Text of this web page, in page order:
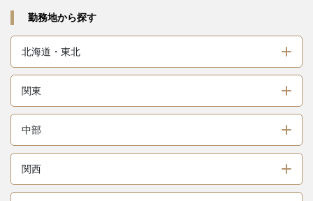
勤務地から探す
北海道・東北
関東
中部
関西